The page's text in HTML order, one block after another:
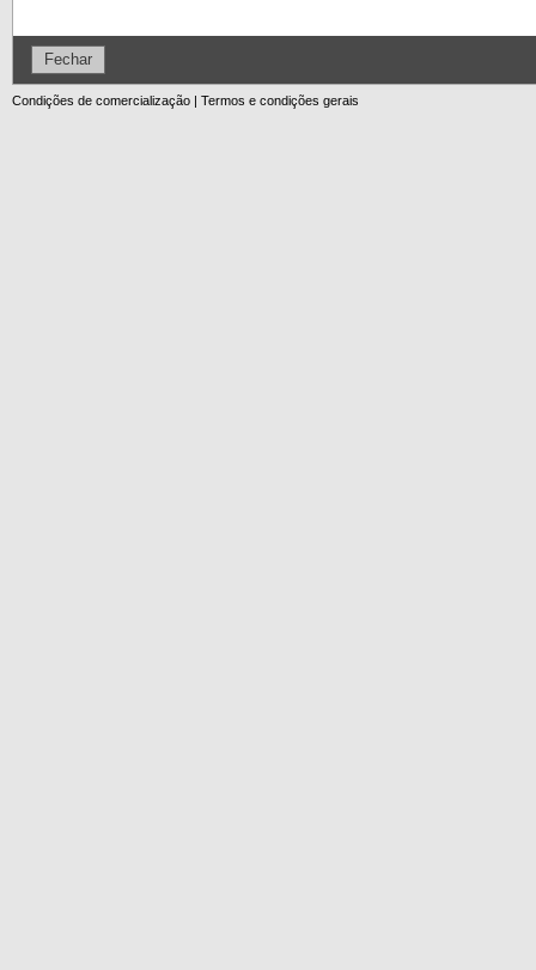
Fechar
Condições de comercialização | Termos e condições gerais